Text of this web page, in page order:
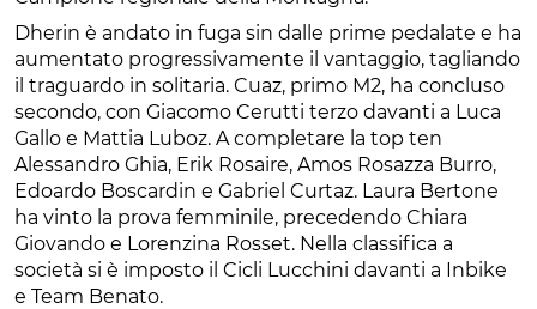
Dherin è andato in fuga sin dalle prime pedalate e ha
aumentato progressivamente il vantaggio, tagliando
il traguardo in solitaria. Cuaz, primo M2, ha concluso
secondo, con Giacomo Cerutti terzo davanti a Luca
Gallo e Mattia Luboz. A completare la top ten
Alessandro Ghia, Erik Rosaire, Amos Rosazza Burro,
Edoardo Boscardin e Gabriel Curtaz. Laura Bertone
ha vinto la prova femminile, precedendo Chiara
Giovando e Lorenzina Rosset. Nella classifica a
società si è imposto il Cicli Lucchini davanti a Inbike
e Team Benato.